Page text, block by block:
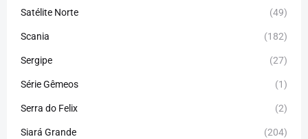
Satélite Norte (49)
Scania (182)
Sergipe (27)
Série Gêmeos (1)
Serra do Felix (2)
Siará Grande (204)